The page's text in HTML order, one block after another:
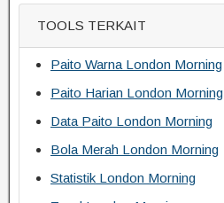
TOOLS TERKAIT
Paito Warna London Morning
Paito Harian London Morning
Data Paito London Morning
Bola Merah London Morning
Statistik London Morning